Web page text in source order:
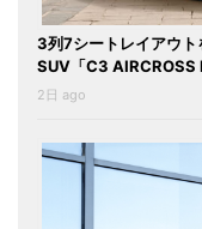
3列7シートレイアウト
SUV「C3 AIRCROSS
2日 ago